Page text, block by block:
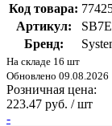
Код товара:
Артикул:
Бренд:
На складе 16 шт
Обновлено 09.08.2026
Розничная цена:
223.47 руб. / шт
-